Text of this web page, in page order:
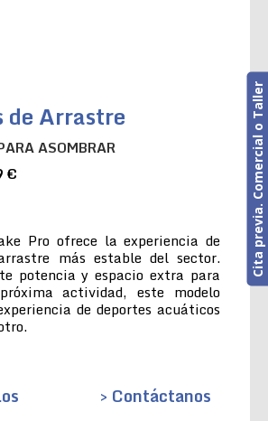
de Arrastre
ASOMBRAR
€
Pro ofrece la experiencia de
más estable del sector.
potencia y espacio extra para
actividad, este modelo
de deportes acuáticos
> Contáctanos
Cita previa. Comercial o Taller